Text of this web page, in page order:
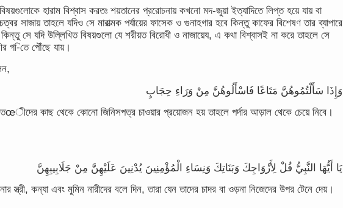
হারাম বিশ্বাস করতঃ শয়তানের প্ররোচনায় কখনো মদ-জুয়া ইত্যাদিতে লিপ্ত হয়ে যায় বা
সাজায় তাহলে যদিও সে মারাত্মক পর্যায়ের ফাসেক ও গুনাহগার হবে কিন্তু কাফের বিশেষণ তার ব্যাপারে
সে যদি উল্লিখিত বিষয়গুলো যে শরীয়ত বিরোধী ও নাজায়েয, এ কথা বিশ্বাসই না করে তাহলে সে
গ-িতে পৌঁছে যায়।
وَإِذَا سَأَلْتُمُوهُنَّ مَتَاعًا فَاسْأَلُوهُنَّ مِنْ وَرَاءِ حِجَابٍ
কাছ থেকে কোনো জিনিসপত্র চাওয়ার প্রয়োজন হয় তাহলে পর্দার আড়াল থেকে চেয়ে নিবে।
يَا أَيُّهَا النَّبِيُّ قُلْ لِأَزْوَاجِكَ وَبَنَاتِكَ وَنِسَاءِ الْمُؤْمِنِينَ يُدْنِينَ عَلَيْهِنَّ مِنْ جَلَابِيبِهِنَّ
স্ত্রী, কন্যা এবং মুমিন নারীদের বলে দিন, তারা যেন তাদের চাদর বা ওড়না নিজেদের উপর টেনে দেয়।